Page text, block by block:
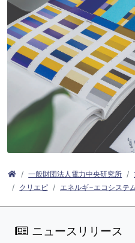
一般財団法人電力中央研究所
クリエピ
エネルギ−エコシステ
ニュースリリース